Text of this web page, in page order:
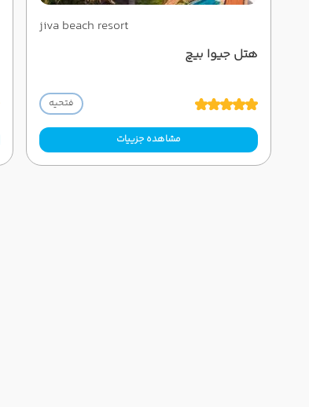
jiva beach resort
هتل جیوا بیچ
فتحیه
مشاهده جزییات